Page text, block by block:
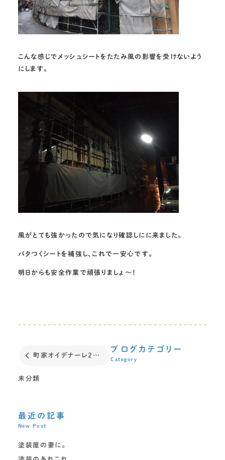
こんな感じでメッシュシートをたたみ風の影響を受けないよう
にします。
風がとても強かったので気になり確認しにに来ました。
バタつくシートを補強し、これで一安心です。
明日からも安全作業で頑張りましょ～！
町家オイデナーレ2017
ブログカテゴリー
Category
未分類
最近の記事
New Post
塗装屋の妻に。